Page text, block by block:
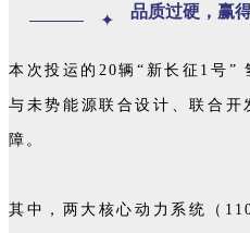
✦ 品质过硬，赢
本次投运的20辆“新长征1号”
与未势能源联合设计、联合开
障。
其中，两大核心动力系统（